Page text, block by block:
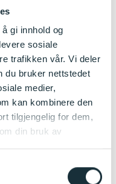
gi innhold og
sosiale
trafikken vår. Vi deler
du bruker nettstedet
medier,
kan kombinere den
tilgjengelig for dem,
din bruk av
som løk,
blomkål, hvitløk,
lager han
bunn, tomatsaus av
løk, fennikel,
den.
fra bakeren med
fire dager i uken,